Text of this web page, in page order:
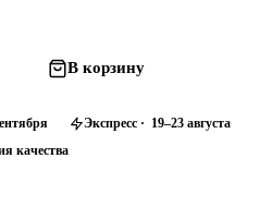
В корзину
Экспресс · 19–23 августа
качества